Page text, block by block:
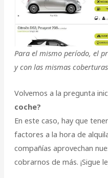
Para el mismo período, el
y con las mismas
Volvemos a la pregunta
coche?
En este caso, hay que
factores a la hora de
compañías aprovechan
cobrarnos de más. ¡Sigue